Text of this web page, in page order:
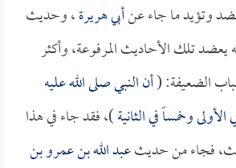
وتؤيد ما جاء عنأبي هريرة، وحديث
يعضد تلك الأحاديث المرفوعة، وأكثر
الضعيفة: (أن النبي صلى الله عليه
وخمساً في الثانية)، فقد جاء في هذا
فجاء من حديثعبد الله بن عمرو بن